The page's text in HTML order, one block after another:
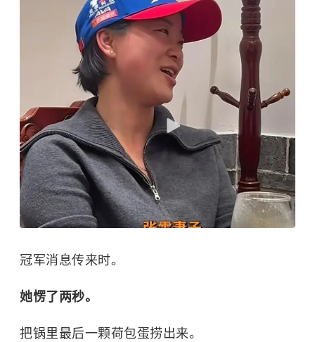
冠军消息传来时。
她愣了两秒。
把锅里最后一颗荷包蛋捞出来。